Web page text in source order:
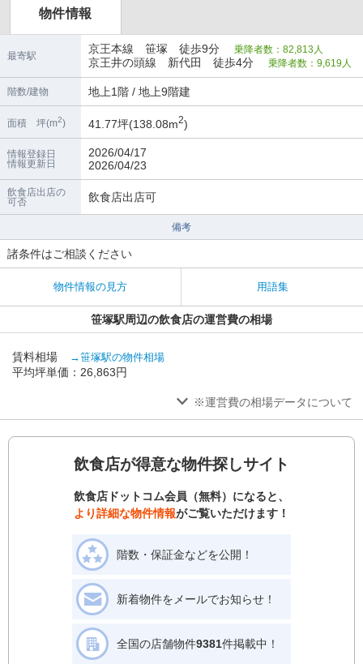
幡ヶ谷駅の店舗物件・貸店舗・テナント一覧
明大前駅の店舗物件・貸店舗・テナント一覧
初台駅の店舗物件・貸店舗・テナント一覧
物件情報
最寄駅
京王本線 笹塚 徒歩9分 乗降者数：82,813人
京王井の頭線 新代田 徒歩4分 乗降者数：9,619人
階数/建物 地上1階 / 地上9階建
面積 坪(m2) 41.77坪(138.08m2)
情報登録日
情報更新日
2026/04/17
2026/04/23
飲食店出店の
可否
飲食店出店可
備考
諸条件はご相談ください
物件情報の見方 用語集
笹塚駅周辺の飲食店の運営費の相場
賃料相場 →笹塚駅の物件相場
平均坪単価：26,863円
※運営費の相場データについて
飲食店が得意な物件探しサイト
飲食店ドットコム会員（無料）になると、
より詳細な物件情報がご覧いただけます！
階数・保証金などを公開！
新着物件をメールでお知らせ！
全国の店舗物件9381件掲載中！